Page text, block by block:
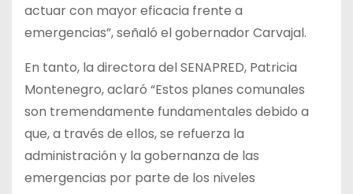
actuar con mayor eficacia frente a
emergencias”, señaló el gobernador Carvajal.
En tanto, la directora del SENAPRED, Patricia
Montenegro, aclaró “Estos planes comunales
son tremendamente fundamentales debido a
que, a través de ellos, se refuerza la
administración y la gobernanza de las
emergencias por parte de los niveles